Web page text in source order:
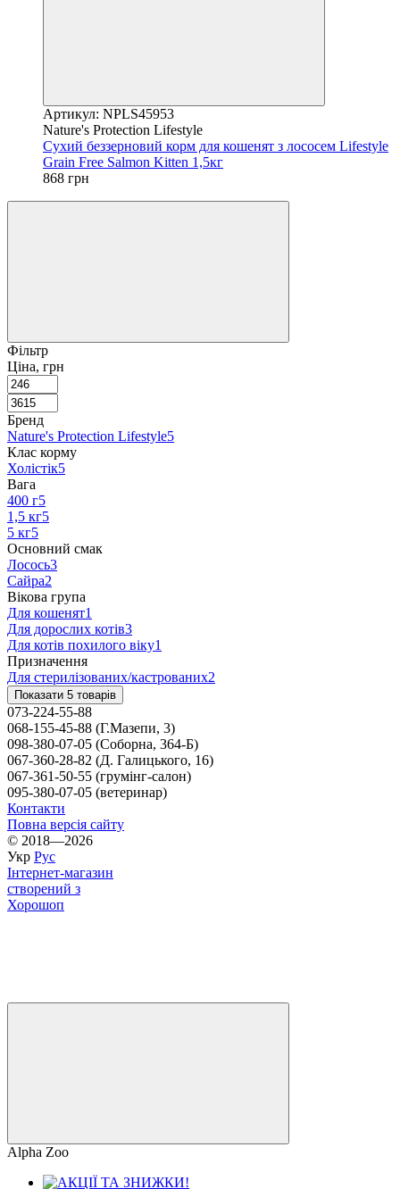
Артикул: NPLS45953
Nature's Protection Lifestyle
Сухий беззерновий корм для кошенят з лососем Lifestyle
Grain Free Salmon Kitten 1,5кг
868 грн
Фільтр
Ціна, грн
Бренд
Nature's Protection Lifestyle5
Клас корму
Холістік5
Вага
400 г5
1,5 кг5
5 кг5
Основний смак
Лосось3
Сайра2
Вікова група
Для кошенят1
Для дорослих котів3
Для котів похилого віку1
Призначення
Для стерилізованих/кастрованих2
Показати 5 товарів
073-224-55-88
068-155-45-88 (Г.Мазепи, 3)
098-380-07-05 (Соборна, 364-Б)
067-360-28-82 (Д. Галицького, 16)
067-361-50-55 (грумінг-салон)
095-380-07-05 (ветеринар)
Контакти
Повна версія сайту
© 2018—2026
Укр Рус
Інтернет-магазин
створений з
Хорошоп
Alpha Zoo